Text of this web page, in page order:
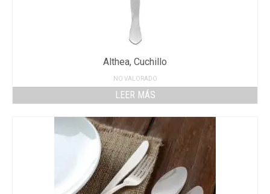
Althea, Cuchillo
NO VALORADO
LEER MÁS